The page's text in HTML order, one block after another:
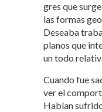
gres que
las formas
Deseaba
planos que
un todo
Cuando fue
ver el
Habían